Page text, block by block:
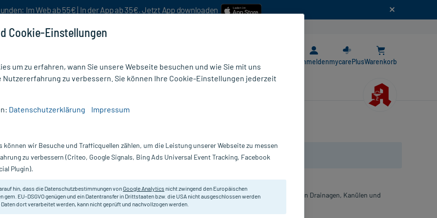
Im Web ab 55€ | In der App ab 35€. Jetzt App downloaden
AnmeldenmycarePlusWarenkorb
Nur für kurze Zeit:Gratis-Versand* ab 19€ Mindestbestellwert!
7,5x7,5 cm
Sterile Vlies-Schlitzkompressen zur hygienischen Versorgung von Drainagen, Kanülen und
Zugängen.
Cookie-Einstellungen
um zu erfahren, wann Sie unsere Webseite besuchen und wie Sie mit uns
Nutzererfahrung zu verbessern. Sie können Ihre Cookie-Einstellungen jederzeit
Datenschutzerklärung Impressum
können wir Besuche und Trafficquellen zählen, um die Leistung unserer Webseite zu messen
zu verbessern (Criteo, Google Signals, Bing Ads Universal Event Tracking, Facebook
Plugin).
hin, dass die Datenschutzbestimmungen vonGoogle Analytics nicht zwingend den Europäischen
gem. EU-DSGVO genügen und ein Datentransfer in Drittstaaten bzw. die USA nicht ausgeschlossen werden
Daten dort verarbeitet werden, kann nicht geprüft und nachvollzogen werden.